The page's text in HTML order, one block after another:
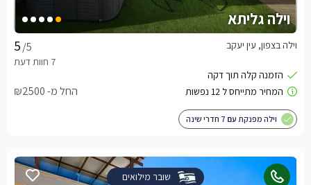
וילה גליתא
/5 וילה בצפון, עין יעקב
החל מ- ₪2500
וילה מפנקת עם 7 חדרי שינה
שובר מילואים